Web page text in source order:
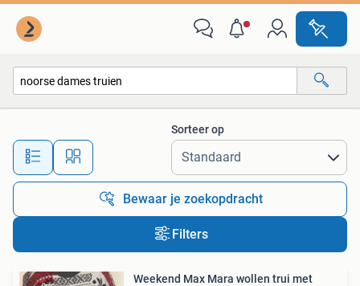
Alle afstanden…
Sorteer op
Bewaar je zoekopdracht
Filters
Weekend Max Mara wollen trui met